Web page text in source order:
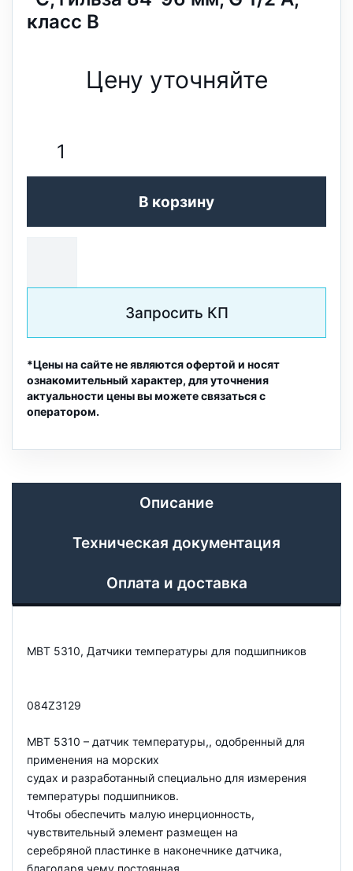
класс B
Цену уточняйте
В корзину
Запросить КП
*Цены на сайте не являются офертой и носят
ознакомительный характер, для уточнения
актуальности цены вы можете связаться с
оператором.
Описание
Техническая документация
Оплата и доставка
MBT 5310, Датчики температуры для подшипников
084Z3129
MBT 5310 – датчик температуры,, одобренный для
применения на морских
судах и разработанный специально для измерения
температуры подшипников.
Чтобы обеспечить малую инерционность,
чувствительный элемент размещен на
серебряной пластинке в наконечнике датчика,
благодаря чему постоянная